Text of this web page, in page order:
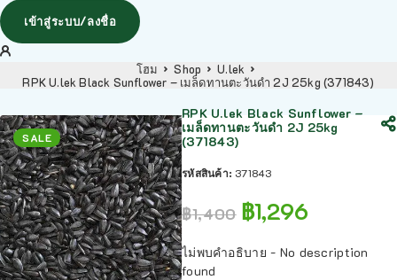
เข้าสู่ระบบ/ลงชื่อ
โฮม Shop
U.lek
RPK U.lek Black Sunflower – เมล็ดทานตะวันดำ 2J 25kg (371843)
SALE
RPK U.lek Black Sunflower –
เมล็ดทานตะวันดำ 2J 25kg
(371843)
รหัสสินค้า: 371843
฿1,400 ฿1,296
ไม่พบคำอธิบาย - No description
found